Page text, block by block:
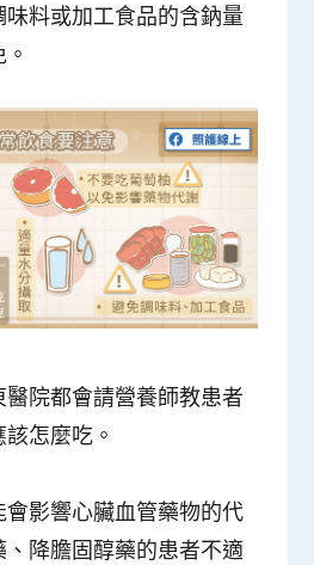
料或加工食品的含鈉量
院都會請營養師教患者
怎麼吃。
影響心臟血管藥物的代
降膽固醇藥的患者不適